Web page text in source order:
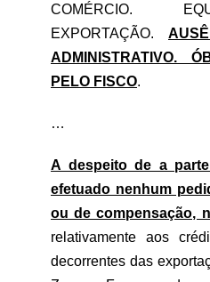
COMÉRCIO.
EXPORTAÇÃO.
ADMINISTRATIVO.
PELO FISCO.
…
A despeito de a
efetuado nenhum
ou de compensação,
relativamente aos
decorrentes das